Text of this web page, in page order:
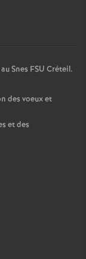
Snes FSU Créteil.
des voeux et
et des